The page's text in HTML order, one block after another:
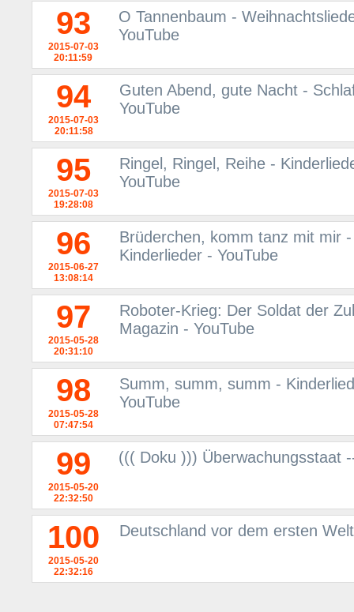
93
2015-07-03
20:11:59
O Tannenbaum -
YouTube
94
2015-07-03
20:11:58
Guten Abend, gute Nacht -
YouTube
95
2015-07-03
19:28:08
Ringel, Ringel, Reihe -
YouTube
96
2015-06-27
13:08:14
Brüderchen, komm tanz mit mir
Kinderlieder - YouTube
97
2015-05-28
20:31:10
Roboter-Krieg: Der Soldat der
Magazin - YouTube
98
2015-05-28
07:47:54
Summ, summ, summ -
YouTube
99
2015-05-20
22:32:50
((( Doku ))) Überwachungsstaat
100
2015-05-20
22:32:16
Deutschland vor dem ersten